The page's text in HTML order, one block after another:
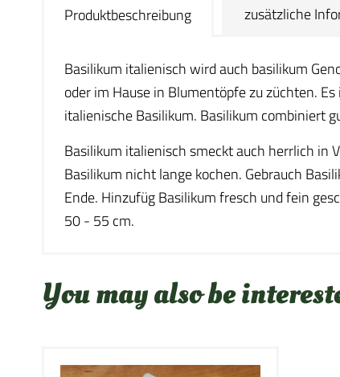
Produktbeschreibung zusätzliche
Basilikum italienisch wird auch basilikum
oder im Hause in Blumentöpfe zu züchten.
italienische Basilikum. Basilikum combiniert
Basilikum italienisch smeckt auch herrlich in
Basilikum nicht lange kochen. Gebrauch
Ende. Hinzufüg Basilikum fresch und fein
50 - 55 cm.
You may also be